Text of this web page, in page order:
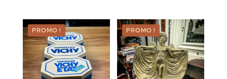
39,00 €.35,00 €.
PROMO ! PROMO !